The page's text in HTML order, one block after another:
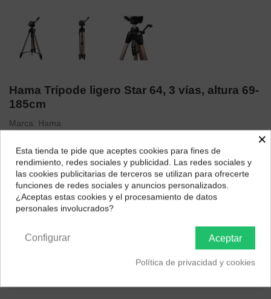
Hama Trípode ligero Star 64, 3 vías, altura 69-
185cm
Marca: Hama
¿Dónde deseas recibir tu pedido?
Selecciona tu ubicación para mostrarte los precios e
impuestos correctos para tu región.
×
Esta tienda te pide que aceptes cookies para fines de
rendimiento, redes sociales y publicidad. Las redes sociales y
las cookies publicitarias de terceros se utilizan para ofrecerte
funciones de redes sociales y anuncios personalizados.
¿Aceptas estas cookies y el procesamiento de datos
personales involucrados?
Aceptar
Configurar
Política de privacidad y cookies